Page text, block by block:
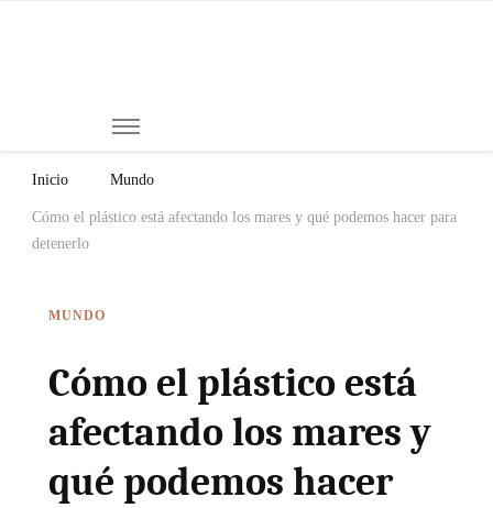
Inicio Mundo
Cómo el plástico está afectando los mares y qué podemos hacer para
detenerlo
MUNDO
Cómo el plástico está
afectando los mares y
qué podemos hacer